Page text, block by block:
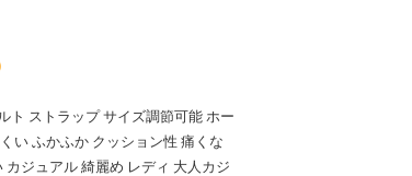
ト ストラップ サイズ調節可能 ホー
い ふかふか クッション性 痛くな
ジュアル 綺麗め レディ 大人カジ